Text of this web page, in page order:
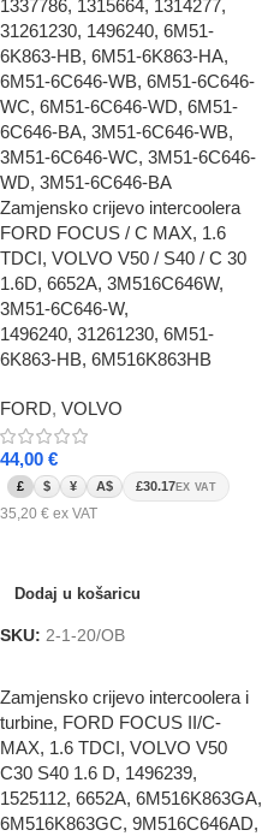
Zamjensko crijevo intercoolera
FORD FOCUS / C MAX, 1.6
TDCI, VOLVO V50 / S40 / C 30
1.6D, 6652A, 3M516C646W,
3M51-6C646-W,
1496240, 31261230, 6M51-
6K863-HB, 6M516K863HB
FORD, VOLVO
44,00 €
£ $ ¥ A$ £30.17 EX VAT
35,20 € ex VAT
Dodaj u košaricu
SKU: 2-1-20/OB
Zamjensko crijevo intercoolera i
turbine, FORD FOCUS II/C-
MAX, 1.6 TDCI, VOLVO V50
C30 S40 1.6 D, 1496239,
1525112, 6652A, 6M516K863GA,
6M516K863GC, 9M516C646AD,